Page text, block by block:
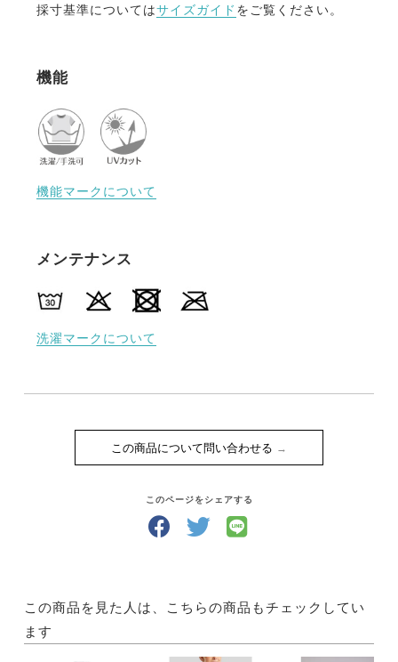
採寸基準についてはサイズガイド をご覧ください。
機能
機能マークについて
メンテナンス
洗濯マークについて
この商品について問い合わせる
このページをシェアする
この商品を見た人は、こちらの商品もチェックしてい
ます